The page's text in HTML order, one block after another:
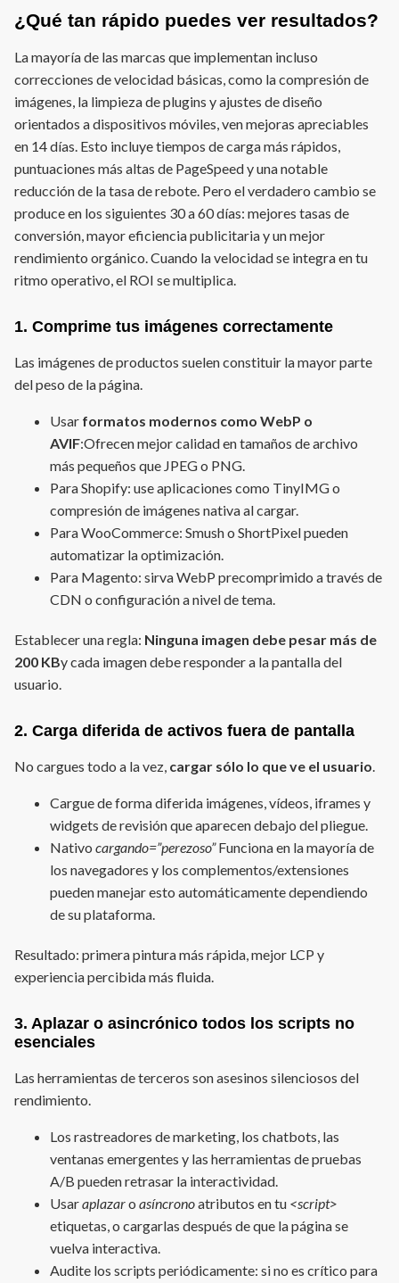
¿Qué tan rápido puedes ver resultados?
La mayoría de las marcas que implementan incluso
correcciones de velocidad básicas, como la compresión de
imágenes, la limpieza de plugins y ajustes de diseño
orientados a dispositivos móviles, ven mejoras apreciables
en 14 días. Esto incluye tiempos de carga más rápidos,
puntuaciones más altas de PageSpeed y una notable
reducción de la tasa de rebote. Pero el verdadero cambio se
produce en los siguientes 30 a 60 días: mejores tasas de
conversión, mayor eficiencia publicitaria y un mejor
rendimiento orgánico. Cuando la velocidad se integra en tu
ritmo operativo, el ROI se multiplica.
1. Comprime tus imágenes correctamente
Las imágenes de productos suelen constituir la mayor parte
del peso de la página.
Usar formatos modernos como WebP o
AVIF:Ofrecen mejor calidad en tamaños de archivo
más pequeños que JPEG o PNG.
Para Shopify: use aplicaciones como TinyIMG o
compresión de imágenes nativa al cargar.
Para WooCommerce: Smush o ShortPixel pueden
automatizar la optimización.
Para Magento: sirva WebP precomprimido a través de
CDN o configuración a nivel de tema.
Establecer una regla: Ninguna imagen debe pesar más de
200 KBy cada imagen debe responder a la pantalla del
usuario.
2. Carga diferida de activos fuera de pantalla
No cargues todo a la vez, cargar sólo lo que ve el usuario.
Cargue de forma diferida imágenes, vídeos, iframes y
widgets de revisión que aparecen debajo del pliegue.
Nativo cargando=”perezoso”Funciona en la mayoría de
los navegadores y los complementos/extensiones
pueden manejar esto automáticamente dependiendo
de su plataforma.
Resultado: primera pintura más rápida, mejor LCP y
experiencia percibida más fluida.
3. Aplazar o asincrónico todos los scripts no
esenciales
Las herramientas de terceros son asesinos silenciosos del
rendimiento.
Los rastreadores de marketing, los chatbots, las
ventanas emergentes y las herramientas de pruebas
A/B pueden retrasar la interactividad.
Usaraplazaro asíncronoatributos en tu <script>
etiquetas, o cargarlas después de que la página se
vuelva interactiva.
Audite los scripts periódicamente: si no es crítico para